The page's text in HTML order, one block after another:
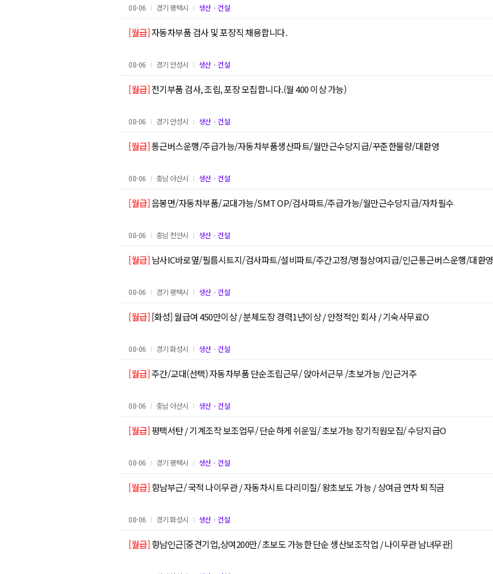
08-06 경기 평택시 생산ㆍ건설
[월급]자동차부품 검사 및 포장직 채용합니다.
08-06 경기 안성시 생산ㆍ건설
[월급]전기부품 검사, 조립, 포장 모집합니다.(월 400 이상 가능)
08-06 경기 안성시 생산ㆍ건설
[월급]통근버스운행/주급가능/자동차부품생산파트/월만근수당지급/꾸준한물량/대환영
08-06 충남 아산시 생산ㆍ건설
[월급]음봉면/자동차부품/교대가능/SMT OP/검사파트/주급가능/월만근수당지급/자차필수
08-06 충남 천안시 생산ㆍ건설
[월급]남사IC바로옆/필름시트지/검사파트/설비파트/주간고정/명절상여지급/인근통근버스운행/대환영
08-06 경기 평택시 생산ㆍ건설
[월급][화성] 월급여 450만이상 / 분체도장 경력1년이상 / 안정적인 회사 / 기숙사무료O
08-06 경기 화성시 생산ㆍ건설
[월급]주간/교대(선택) 자동차부품 단순조립근무/ 앉아서근무 /초보가능 /인근거주
08-06 충남 아산시 생산ㆍ건설
[월급]평택서탄 / 기계조작 보조업무/ 단순하게 쉬운일/ 초보가능 장기직원모집/ 수당지급O
08-06 경기 평택시 생산ㆍ건설
[월급]향남부근/ 국적 나이무관 / 자동차시트 다리미질/ 왕초보도 가능 / 상여금 연차 퇴직금
08-06 경기 화성시 생산ㆍ건설
[월급]향남인근[중견기업,상여200만/ 초보도 가능한 단순 생산보조작업 / 나이무관 남녀무관]